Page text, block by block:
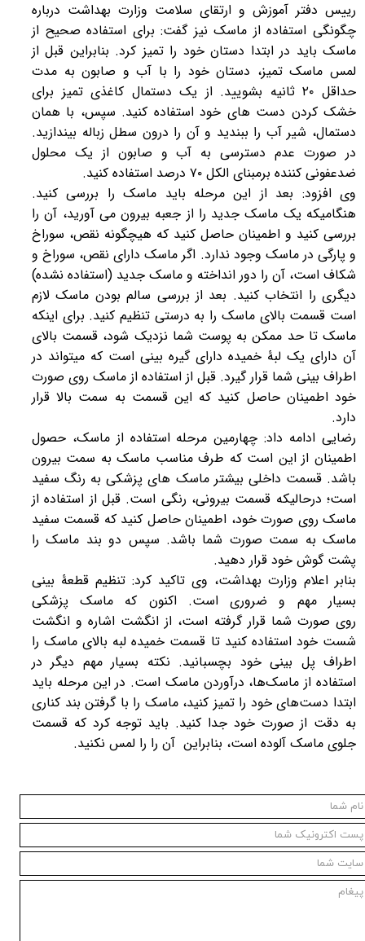
رییس دفتر آموزش و ارتقای سلامت وزارت بهداشت درباره
چگونگی استفاده از ماسک نیز گفت: برای استفاده صحیح از
ماسک باید در ابتدا دستان خود را تمیز کرد. بنابراین قبل از
لمس ماسک تمیز، دستان خود را با آب و صابون به مدت
حداقل ۲۰ ثانیه بشویید. از یک دستمال کاغذی تمیز برای
خشک کردن دست های خود استفاده کنید. سپس، با همان
دستمال، شیر آب را ببندید و آن را درون سطل زباله بیندازید.
در صورت عدم دسترسی به آب و صابون از یک محلول
ضدعفونی کننده برمبنای الکل ۷۰ درصد استفاده کنید.
وی افزود: بعد از این مرحله باید ماسک را بررسی کنید.
هنگامیکه یک ماسک جدید را از جعبه بیرون می آورید، آن را
بررسی کنید و اطمینان حاصل کنید که هیچگونه نقص، سوراخ
و پارگی در ماسک وجود ندارد. اگر ماسک دارای نقص، سوراخ و
شکاف است، آن را دور انداخته و ماسک جدید (استفاده نشده)
دیگری را انتخاب کنید. بعد از بررسی سالم بودن ماسک لازم
است قسمت بالای ماسک را به درستی تنظیم کنید. برای اینکه
ماسک تا حد ممکن به پوست شما نزدیک شود، قسمت بالای
آن دارای یک لبۀ خمیده دارای گیره بینی است که میتواند در
اطراف بینی شما قرار گیرد. قبل از استفاده از ماسک روی صورت
خود اطمینان حاصل کنید که این قسمت به سمت بالا قرار
دارد.
رضایی ادامه داد: چهارمین مرحله استفاده از ماسک، حصول
اطمینان از این است که طرف مناسب ماسک به سمت بیرون
باشد. قسمت داخلی بیشتر ماسک های پزشکی به رنگ سفید
است؛ درحالیکه قسمت بیرونی، رنگی است. قبل از استفاده از
ماسک روی صورت خود، اطمینان حاصل کنید که قسمت سفید
ماسک به سمت صورت شما باشد. سپس دو بند ماسک را
پشت گوش خود قرار دهید.
بنابر اعلام وزارت بهداشت، وی تاکید کرد: تنظیم قطعۀ بینی
بسیار مهم و ضروری است. اکنون که ماسک پزشکی
روی صورت شما قرار گرفته است، از انگشت اشاره و انگشت
شست خود استفاده کنید تا قسمت خمیده لبه بالای ماسک را
اطراف پل بینی خود بچسبانید. نکته بسیار مهم دیگر در
استفاده از ماسک‌ها، درآوردن ماسک است. در این مرحله باید
ابتدا دست‌های خود را تمیز کنید، ماسک را با گرفتن بند کناری
به دقت از صورت خود جدا کنید. باید توجه کرد که قسمت
جلوی ماسک آلوده است، بنابراین آن را را لمس نکنید.